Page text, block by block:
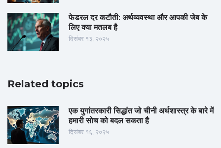
फेडरल दर कटौती: अर्थव्यवस्था और आपकी जेब के
लिए क्या मतलब है
दिसंबर १३, २०२५
Related topics
एक युगांतरकारी सिद्धांत जो चीनी अर्थशास्त्र के बारे में
हमारी सोच को बदल सकता है
दिसंबर १६, २०२५